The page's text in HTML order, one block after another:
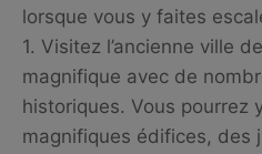
lorsque vous y faites
1. Visitez l’ancienne ville
magnifique avec de
historiques. Vous pourrez
magnifiques édifices, des